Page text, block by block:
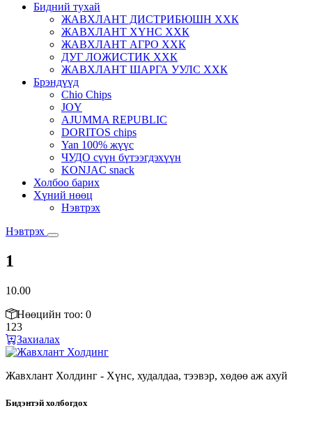
Бидний тухай
ЖАВХЛАНТ ДИСТРИБЮШН ХХК
ЖАВХЛАНТ ХҮНС ХХК
ЖАВХЛАНТ АГРО ХХК
ДУГ ЛОЖИСТИК ХХК
ЖАВХЛАНТ ШАРГА УУЛС ХХК
Брэндүүд
Chio Chips
JOY
AJUMMA REPUBLIC
DORITOS chips
Yan 100% жүүс
ЧУДО сүүн бүтээгдэхүүн
KONJAC snack
Холбоо барих
Хүний нөөц
Нэвтрэх
Нэвтрэх
1
10.00
Нөөцийн тоо: 0
123
Захиалах
Жавхлант Холдинг - Хүнс, худалдаа, тээвэр, хөдөө аж ахуй
Бидэнтэй холбогдох